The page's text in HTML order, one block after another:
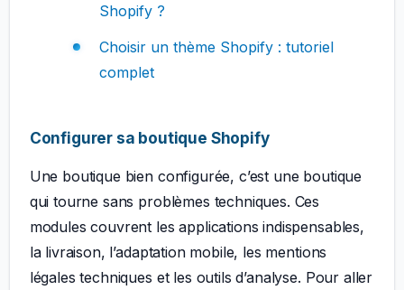
Shopify ?
Choisir un thème Shopify : tutoriel
complet
Configurer sa boutique Shopify
Une boutique bien configurée, c’est une boutique
qui tourne sans problèmes techniques. Ces
modules couvrent les applications indispensables,
la livraison, l’adaptation mobile, les mentions
légales techniques et les outils d’analyse. Pour aller